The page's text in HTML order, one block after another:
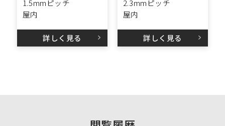
1.5mmピッチ
屋内
詳しく見る
2.3mmピッチ
屋内
詳しく見る